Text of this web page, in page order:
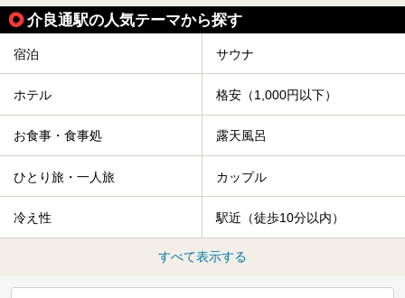
介良通駅の人気テーマから探す
宿泊 サウナ
ホテル 格安（1,000円以下）
お食事・食事処 露天風呂
ひとり旅・一人旅 カップル
冷え性 駅近（徒歩10分以内）
すべて表示する